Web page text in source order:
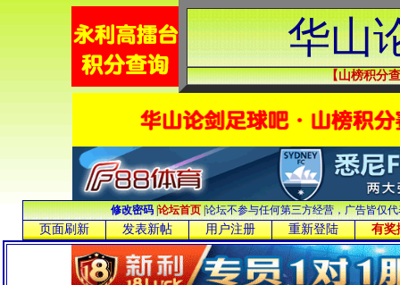
华山
【山榜积分
修改密码 |论坛首页 |论坛不参与任何第三方经营，广告皆仅
页面刷新 发表新帖 用户注册 重新登陆 有奖